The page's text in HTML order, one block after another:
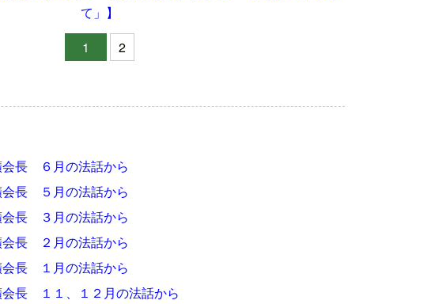
て」】
1
2
長 ６月の法話から
長 ５月の法話から
長 ３月の法話から
長 ２月の法話から
長 １月の法話から
長 １１、１２月の法話から